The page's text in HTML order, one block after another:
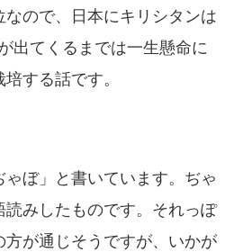
ので、日本にキリシタンは
出てくるまでは一生懸命に
する話です。
ぼ」と書いています。ぢゃ
みしたものです。それっぽ
方が通じそうですが、いかが